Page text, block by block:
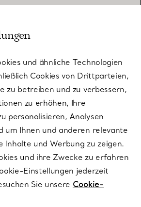
und ähnliche Technologien
Cookies von Drittparteien,
zu betreiben und zu verbessern,
zu erhöhen, Ihre
personalisieren, Analysen
um Ihnen und anderen relevante
Inhalte und Werbung zu zeigen.
und ihre Zwecke zu erfahren
Einstellungen jederzeit
Sie unsere Cookie-